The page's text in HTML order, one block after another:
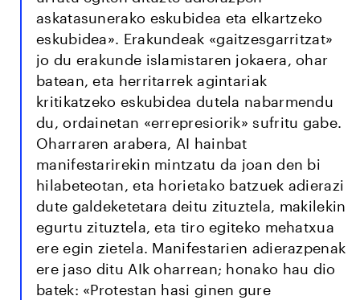
askatasunerako eskubidea eta elkartzeko
eskubidea». Erakundeak «gaitzesgarritzat»
jo du erakunde islamistaren jokaera, ohar
batean, eta herritarrek agintariak
kritikatzeko eskubidea dutela nabarmendu
du, ordainetan «errepresiorik» sufritu gabe.
Oharraren arabera, AI hainbat
manifestarirekin mintzatu da joan den bi
hilabeteotan, eta horietako batzuek adierazi
dute galdeketetara deitu zituztela, makilekin
egurtu zituztela, eta tiro egiteko mehatxua
ere egin zietela. Manifestarien adierazpenak
ere jaso ditu AIk oharrean; honako hau dio
batek: «Protestan hasi ginen gure